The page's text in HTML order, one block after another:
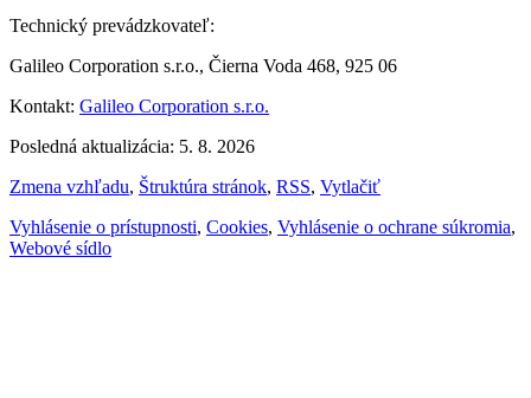
Technický prevádzkovateľ:
Galileo Corporation s.r.o., Čierna Voda 468, 925 06
Kontakt: Galileo Corporation s.r.o.
Posledná aktualizácia: 5. 8. 2026
Zmena vzhľadu, Štruktúra stránok, RSS, Vytlačiť
Vyhlásenie o prístupnosti, Cookies, Vyhlásenie o ochrane súkromia,
Webové sídlo